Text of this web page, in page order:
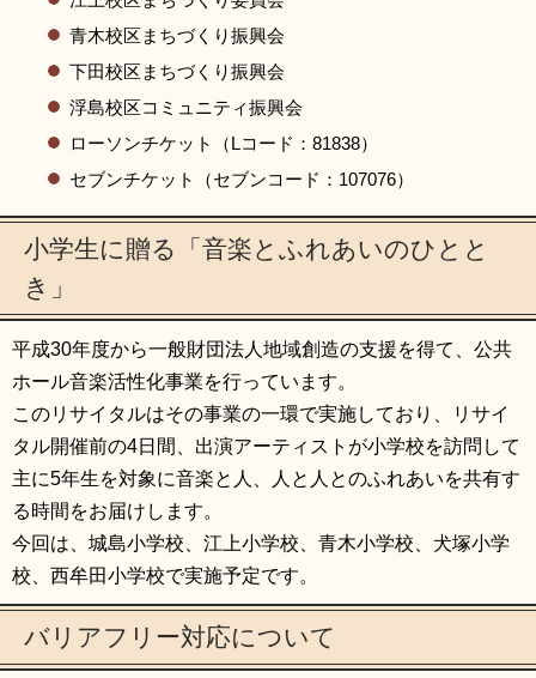
青木校区まちづくり振興会
下田校区まちづくり振興会
浮島校区コミュニティ振興会
ローソンチケット（Lコード：81838）
セブンチケット（セブンコード：107076）
小学生に贈る「音楽とふれあいのひとと
き」
平成30年度から一般財団法人地域創造の支援を得て、公共
ホール音楽活性化事業を行っています。
このリサイタルはその事業の一環で実施しており、リサイ
タル開催前の4日間、出演アーティストが小学校を訪問して
主に5年生を対象に音楽と人、人と人とのふれあいを共有す
る時間をお届けします。
今回は、城島小学校、江上小学校、青木小学校、犬塚小学
校、西牟田小学校で実施予定です。
バリアフリー対応について